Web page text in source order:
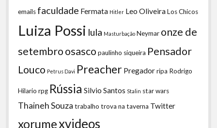
emails faculdade Fermata Hitler Leo OliveiraLos Chicos
Luiza Possi lula Masturbação Neymar onze de
setembroosasco paulinho siqueira Pensador
Louco Petrus Davi Preacher Pregadorripa Rodrigo
Hilario rpg Rússia Silvio Santos Stalin star wars
Thaineh Souza trabalho trova na taverna Twitter
xorumexvideos